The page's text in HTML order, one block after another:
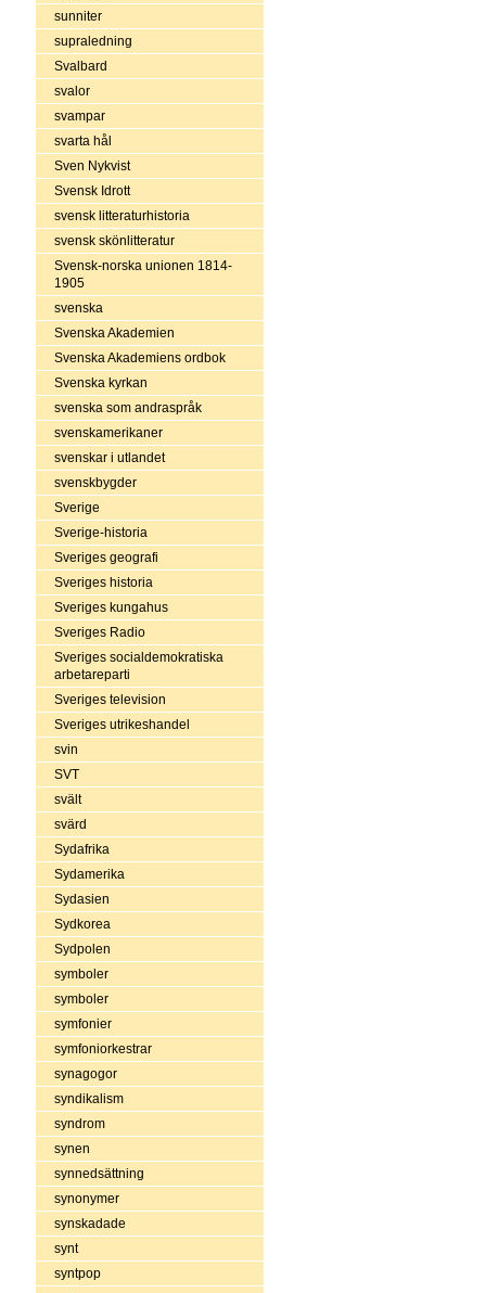
sunniter
supraledning
Svalbard
svalor
svampar
svarta hål
Sven Nykvist
Svensk Idrott
svensk litteraturhistoria
svensk skönlitteratur
Svensk-norska unionen 1814-
1905
svenska
Svenska Akademien
Svenska Akademiens ordbok
Svenska kyrkan
svenska som andraspråk
svenskamerikaner
svenskar i utlandet
svenskbygder
Sverige
Sverige-historia
Sveriges geografi
Sveriges historia
Sveriges kungahus
Sveriges Radio
Sveriges socialdemokratiska
arbetareparti
Sveriges television
Sveriges utrikeshandel
svin
SVT
svält
svärd
Sydafrika
Sydamerika
Sydasien
Sydkorea
Sydpolen
symboler
symboler
symfonier
symfoniorkestrar
synagogor
syndikalism
syndrom
synen
synnedsättning
synonymer
synskadade
synt
syntpop